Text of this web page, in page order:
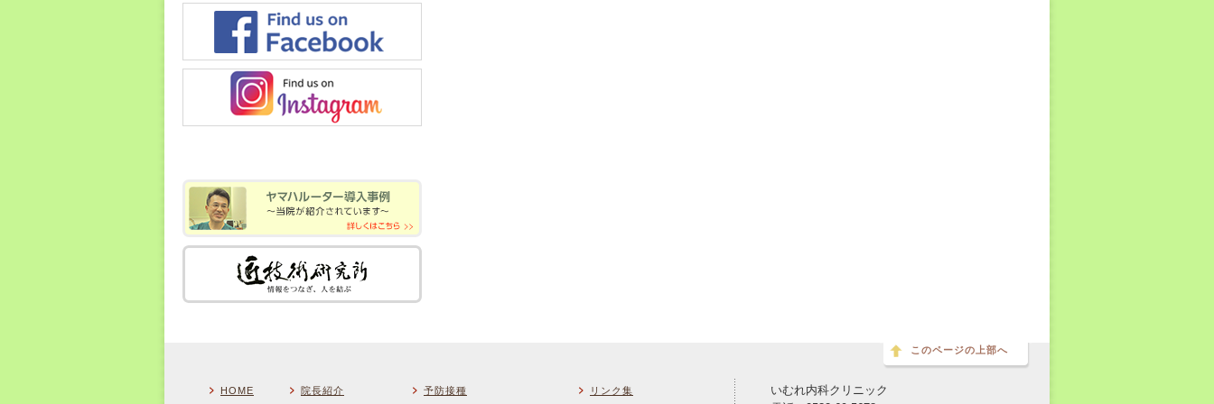
このページの上部へ
HOME 院長紹介 予防接種 リンク集
いむれ内科クリニック